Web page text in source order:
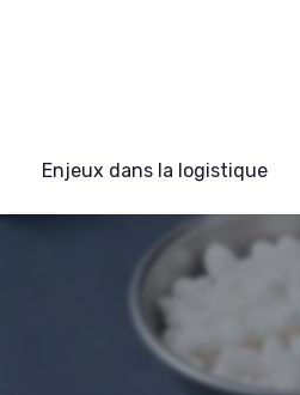
Enjeux dans la logistique